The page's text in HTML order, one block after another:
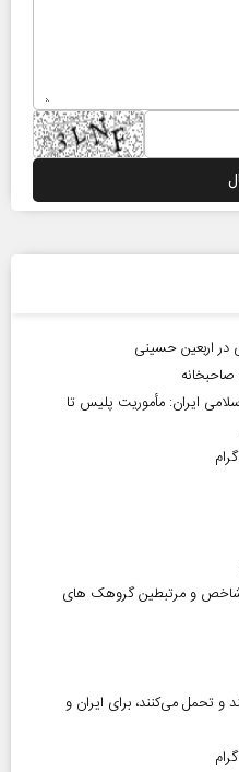
صاحبخانه
ایران­: مأموریت پلیس تا
مسلح شاخص و مرتبطین گروهک های
تحمل می‌کنند، برای ایران و